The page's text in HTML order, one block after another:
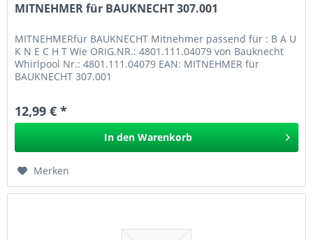
MITNEHMER für BAUKNECHT 307.001
MITNEHMERfür BAUKNECHT Mitnehmer passend für : B A U
K N E C H T Wie ORIG.NR.: 4801.111.04079 von Bauknecht
Whirlpool Nr.: 4801.111.04079 EAN: MITNEHMER für
BAUKNECHT 307.001
12,99 € *
In den Warenkorb
Merken